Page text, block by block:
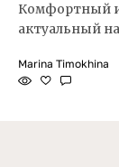
Комфортный
актуальный
Marina Timokhina